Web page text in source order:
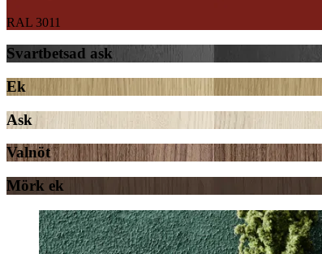
RAL 3011
Svartbetsad ask
Ek
Ask
Valnöt
Mörk ek